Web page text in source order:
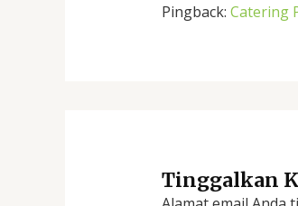
Pingback: Catering
Tinggalkan